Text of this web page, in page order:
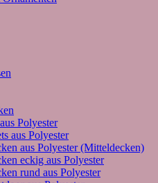
Polyester
aus Polyester
aus Polyester (Mitteldecken)
eckig aus Polyester
rund aus Polyester